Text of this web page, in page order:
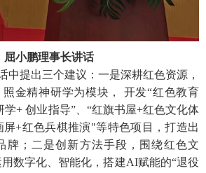
屈小鹏理事长讲话
中提出三个建议：一是深耕红色资源，
照金精神研学为模块， 开发“红色教育
学+ 创业指导”、“红旗书屋+红色文化体
屏+红色兵棋推演"等特色项目，打造出
牌；二是创新方法手段，围绕红色文
数字化、智能化，搭建AI赋能的“退役